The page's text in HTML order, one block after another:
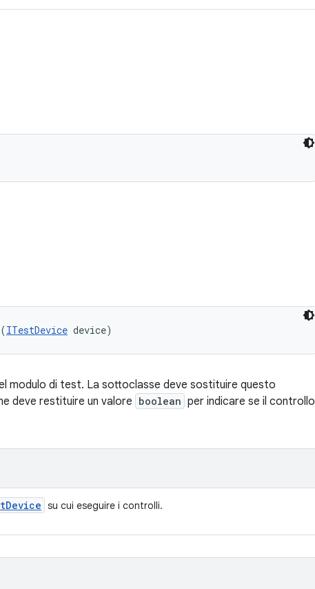
ITestDevice device)
modulo di test. La sottoclasse deve sostituire questo
deve restituire un valore boolean per indicare se il controllo
Device su cui eseguire i controlli.